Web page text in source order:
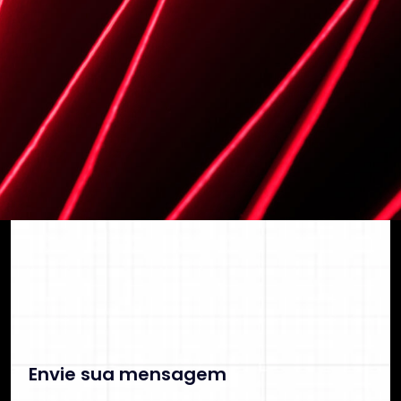
tato
segurança e previsibilidade financeira.
CON TO
Envie sua mensagem